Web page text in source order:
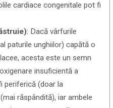
cardiace congenitale pot fi
: Dacă vârfurile
paturile unghiilor) capătă o
acesta este un semn
insuficientă a
periferică (doar la
răspândită), iar ambele